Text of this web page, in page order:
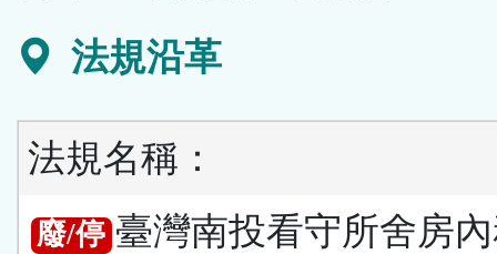
法規沿革
法規名稱：
廢/停 臺灣南投看守所舍房